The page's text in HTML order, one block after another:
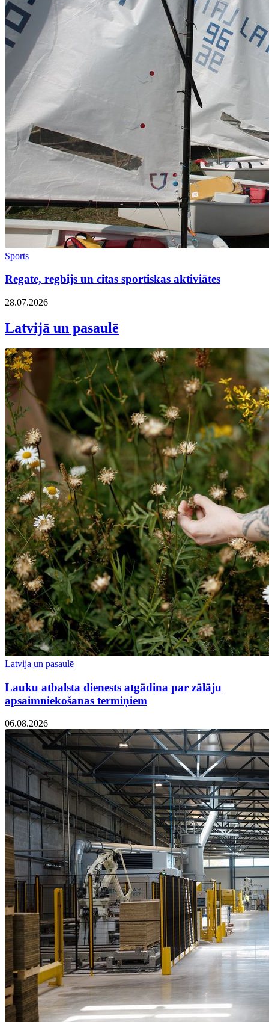
Sports
Regate, regbijs un citas sportiskas aktiviātes
28.07.2026
Latvijā un pasaulē
Latvija un pasaulē
Lauku atbalsta dienests atgādina par zālāju
apsaimniekošanas termiņiem
06.08.2026